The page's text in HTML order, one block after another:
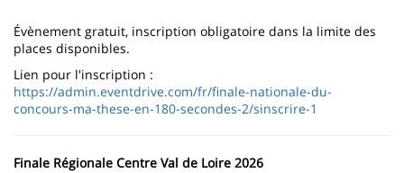
Évènement gratuit, inscription obligatoire dans la limite des
places disponibles.
Lien pour l'inscription :
https://admin.eventdrive.com/fr/finale-nationale-du-
concours-ma-these-en-180-secondes-2/sinscrire-1
Finale Régionale Centre Val de Loire 2026